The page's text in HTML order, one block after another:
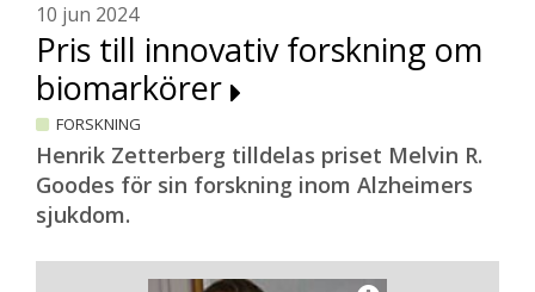
10 jun 2024
Pris till innovativ forskning om
biomarkörer
FORSKNING
Henrik Zetterberg tilldelas priset Melvin R.
Goodes för sin forskning inom Alzheimers
sjukdom.